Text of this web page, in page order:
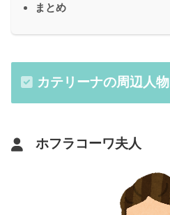
まとめ
カテリーナの周辺人物
ホフラコーワ夫人